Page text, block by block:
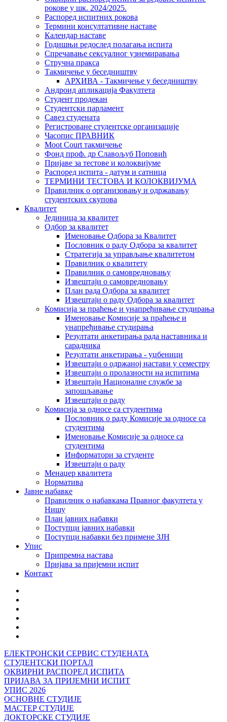
рокове у шк. 2024/2025.
Распоред испитних рокова
Термини консултативне наставе
Календар наставе
Годишњи редослед полагања испита
Спречавање сексуалног узнемиравања
Стручна пракса
Такмичење у беседништву
АРХИВА - Такмичење у беседништву
Андроид апликација Факултета
Студент продекан
Студентски парламент
Савез студената
Регистроване студентске организације
Часопис ПРАВНИК
Moot Court такмичење
Фонд проф. др Славољуб Поповић
Пријаве за тестове и колоквијуме
Распоред испита - датум и сатница
ТЕРМИНИ ТЕСТОВА И КОЛОКВИЈУМА
Правилник о организовању и одржавању
студентских скупова
Квалитет
Јединица за квалитет
Одбор за квалитет
Именовање Одбора за Квалитет
Пословник о раду Одбора за квалитет
Стратегија за управљање квалитетом
Правилник о квалитету
Правилник о самовредновању
Извештаји о самовредновању
План рада Одбора за квалитет
Извештаји о раду Одбора за квалитет
Комисија за праћење и унапређивање студирања
Именовање Комисије за праћење и
унапређивање студирања
Резултати анкетирања рада наставника и
сарадника
Резултати анкетирања - уџбеници
Извештаји о одржаној настави у семестру
Извештаји о пролазности на испитима
Извештаји Националне службе за
запошљавање
Извештаји о раду
Комисија за односе са студентима
Пословник о раду Комисије за односе са
студентима
Именовање Комисије за односе са
студентима
Информатори за студенте
Извештаји о раду
Менаџер квалитета
Норматива
Јавне набавке
Правилник о набавкама Правног факултета у
Нишу
План јавних набавки
Поступци јавних набавки
Поступци набавки без примене ЗЈН
Упис
Припремна настава
Пријава за пријемни испит
Контакт
ЕЛЕКТРОНСКИ СЕРВИС СТУДЕНАТА
СТУДЕНТСКИ ПОРТАЛ
ОКВИРНИ РАСПОРЕД ИСПИТА
ПРИЈАВА ЗА ПРИЈЕМНИ ИСПИТ
УПИС 2026
ОСНОВНЕ СТУДИЈЕ
МАСТЕР СТУДИЈЕ
ДОКТОРСКЕ СТУДИЈЕ